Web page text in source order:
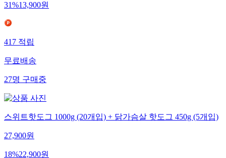
31%13,900원
417적립
무료배송
27명구매중
스위트핫도그 1000g (20개입) + 닭가슴살 핫도그 450g (5개입)
27,900원